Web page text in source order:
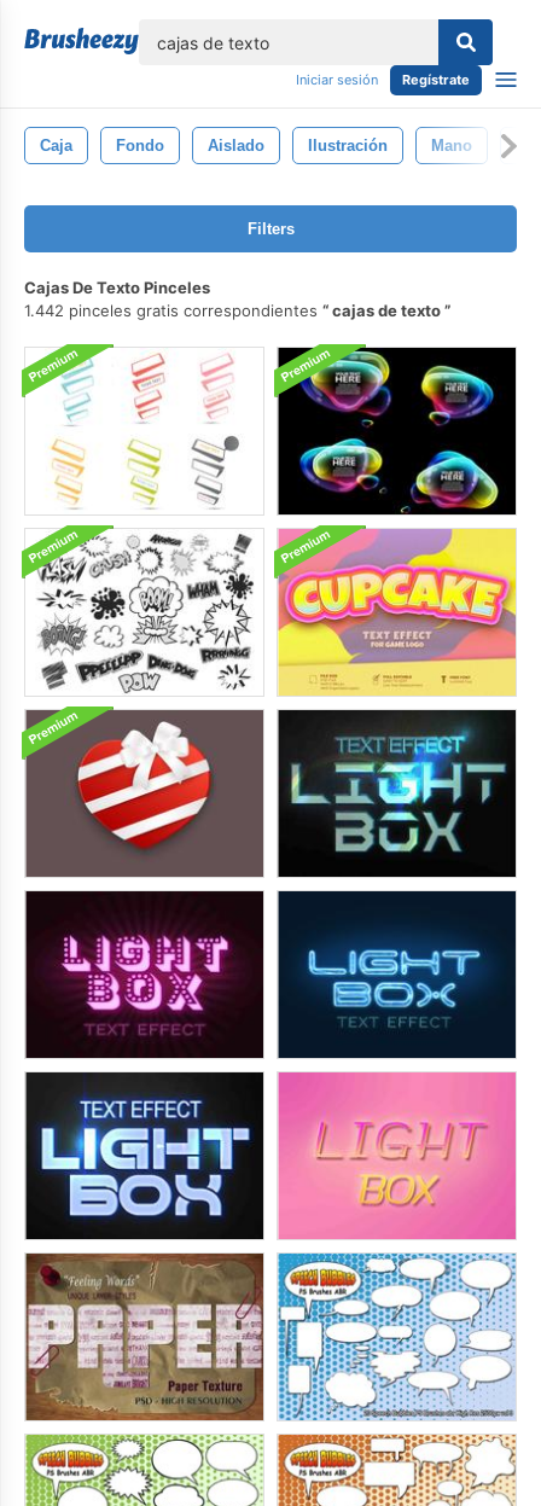
Iniciar sesión Regístrate
Caja Fondo Aislado Ilustración Mano
Filters
Cajas De Texto Pinceles
1.442 pinceles gratis correspondientes
cajas de texto